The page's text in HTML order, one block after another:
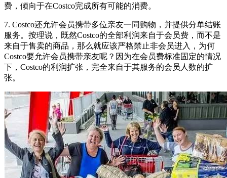
费，倾向于在Costco完成所有可能的消费。
7. Costco还允许会员携带多位亲友一同购物，并提供分单结账
服务。按理说，既然Costco的全部利润来自于会员费，而不是
来自于售卖的商品，那么就应该严格禁止非会员进入，为何
Costco要允许会员携带亲友呢？因为在会员费标准固定的情况
下，Costco的利润扩张，完全来自于其服务的会员人数的扩
张。